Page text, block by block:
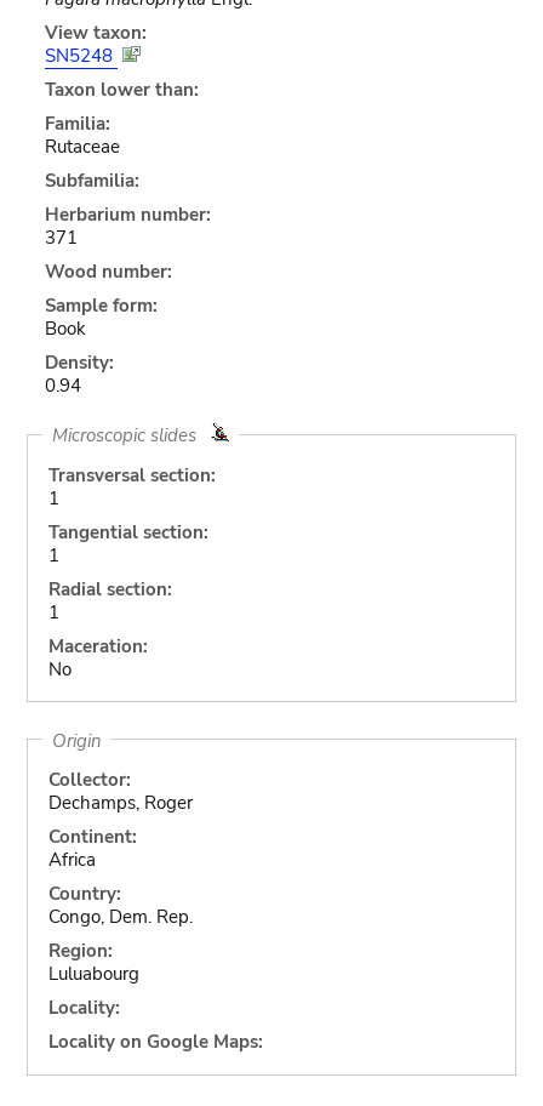
View taxon:
SN5248
Taxon lower than:
Familia:
Rutaceae
Subfamilia:
Herbarium number:
371
Wood number:
Sample form:
Book
Density:
0.94
Microscopic slides
Transversal section:
1
Tangential section:
1
Radial section:
1
Maceration:
No
Origin
Collector:
Dechamps, Roger
Continent:
Africa
Country:
Congo, Dem. Rep.
Region:
Luluabourg
Locality:
Locality on Google Maps: